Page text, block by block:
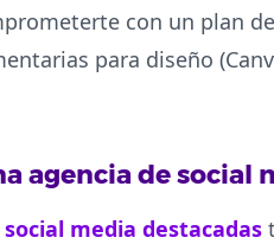
con un plan
para diseño
agencia de social
media destacadas